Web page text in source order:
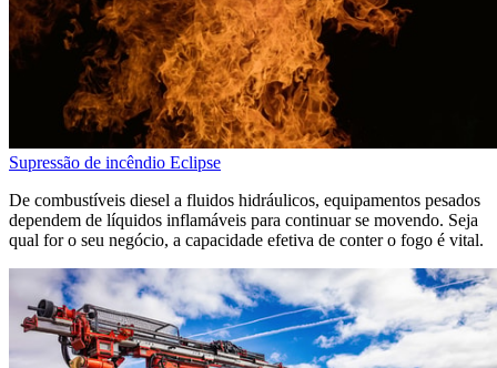
Supressão de incêndio Eclipse
De combustíveis diesel a fluidos hidráulicos, equipamentos pesados
dependem de líquidos inflamáveis para continuar se movendo. Seja
qual for o seu negócio, a capacidade efetiva de conter o fogo é vital.